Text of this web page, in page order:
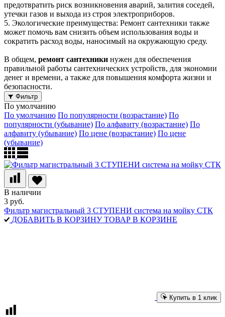
предотвратить риск возникновения аварий, залития соседей,
утечки газов и выхода из строя электроприборов.
5. Экологические преимущества: Ремонт сантехники также
может помочь вам снизить объем использования воды и
сократить расход воды, наносимый на окружающую среду.
В общем, ремонт сантехники нужен для обеспечения
правильной работы сантехнических устройств, для экономии
денег и времени, а также для повышения комфорта жизни и
безопасности.
Фильтр
По умолчанию
По умолчанию По популярности (возрастание) По
популярности (убывание) По алфавиту (возрастание) По
алфавиту (убывание) По цене (возрастание) По цене
(убывание)
В наличии
3 руб.
Фильтр магистральный 3 СТУПЕНИ система на мойку СТК
ДОБАВИТЬ В КОРЗИНУ ТОВАР В КОРЗИНЕ
Купить в 1 клик